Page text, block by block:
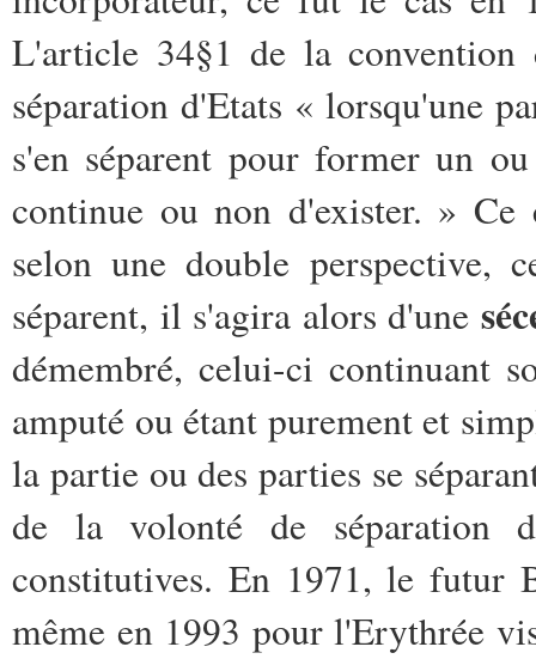
L'article 34§1 de la
séparation d'Etats « lorsqu'une
s'en séparent pour former un
continue ou non d'exister. » Ce
selon une double
séparent, il s'agira alors d'une
démembré, celui-ci continuant
amputé ou étant purement et
la partie ou des parties se
de la volonté de séparation
constitutives. En 1971, le futur
même en 1993 pour l'Erythrée